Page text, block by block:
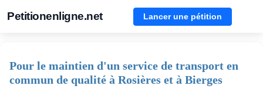
Petitionenligne.net Lancer une pétition
Pour le maintien d'un service de transport en
commun de qualité à Rosières et à Bierges